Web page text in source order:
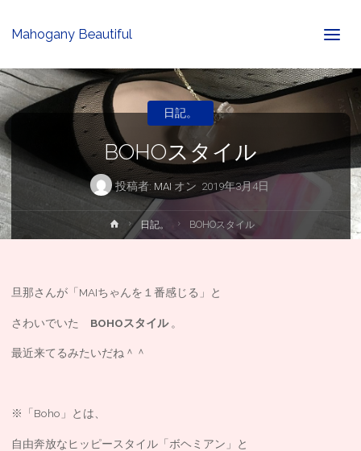
Mahogany Beautiful
BOHOスタイル
投稿者: MAI オン 2019年3月4日
日記。
ホ
ー
日記。 BOHOスタイル
旦那さんが「MAIちゃんを１番感じる」と
さわいでいた BOHOスタイル 。
最近来てるみたいだね＾＾
※「Boho」とは、
自由奔放なヒッピースタイル「ボヘミアン」と